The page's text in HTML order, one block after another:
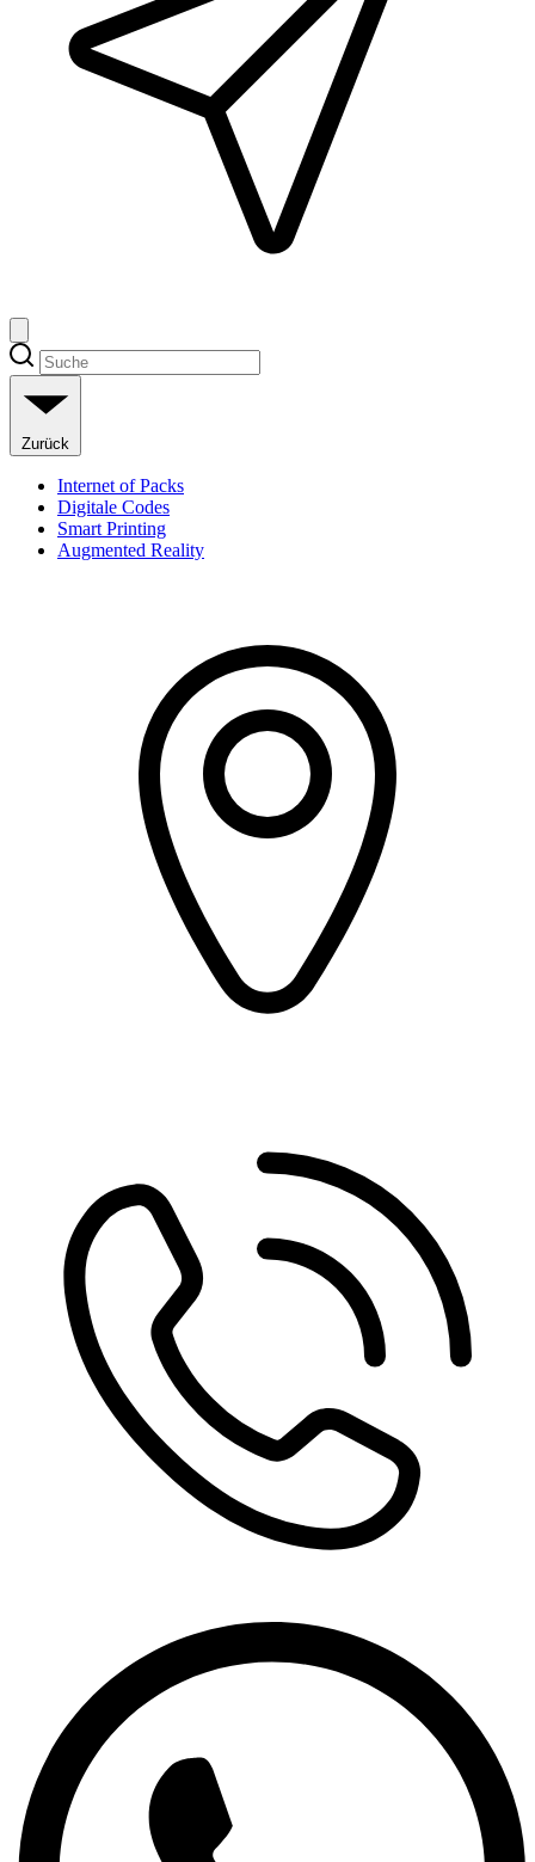
Zurück
Internet of Packs
Digitale Codes
Smart Printing
Augmented Reality